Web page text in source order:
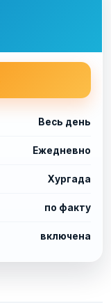
Весь день
Ежедневно
Хургада
по факту
включена